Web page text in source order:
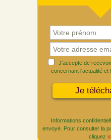
J'accepte de recevoir
concernant l'actualité et
Informations
envoyé. Pour consulter la
cliquez